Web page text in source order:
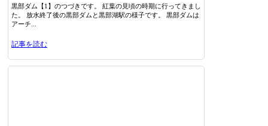
黒部ダム【1】のつづきです。 紅葉の見頃の時期に行ってきまし
た。 放水終了後の黒部ダムと黒部湖駅の様子です。 黒部ダムは
アーチ...
記事を読む